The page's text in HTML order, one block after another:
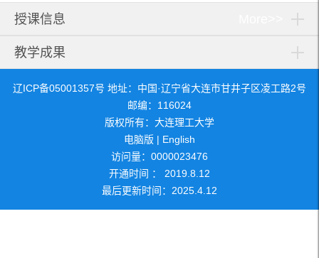
授课信息
教学成果
辽ICP备05001357号 地址：中国·辽宁省大连市甘井子区凌工路2号
邮编：116024
版权所有：大连理工大学
电脑版 | English
访问量： 0000023476
开通时间 ： 2019 8 12
最后更新时间： 2025 4 12